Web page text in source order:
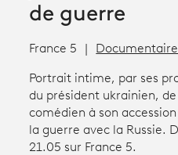
Avantages fidélité
À votre écoute
Productions et innovation
Programme tv
de guerre
France 5
Portrait intime, par ses
du président ukrainien,
comédien à son
la guerre avec la Russie.
21.05 sur France 5.